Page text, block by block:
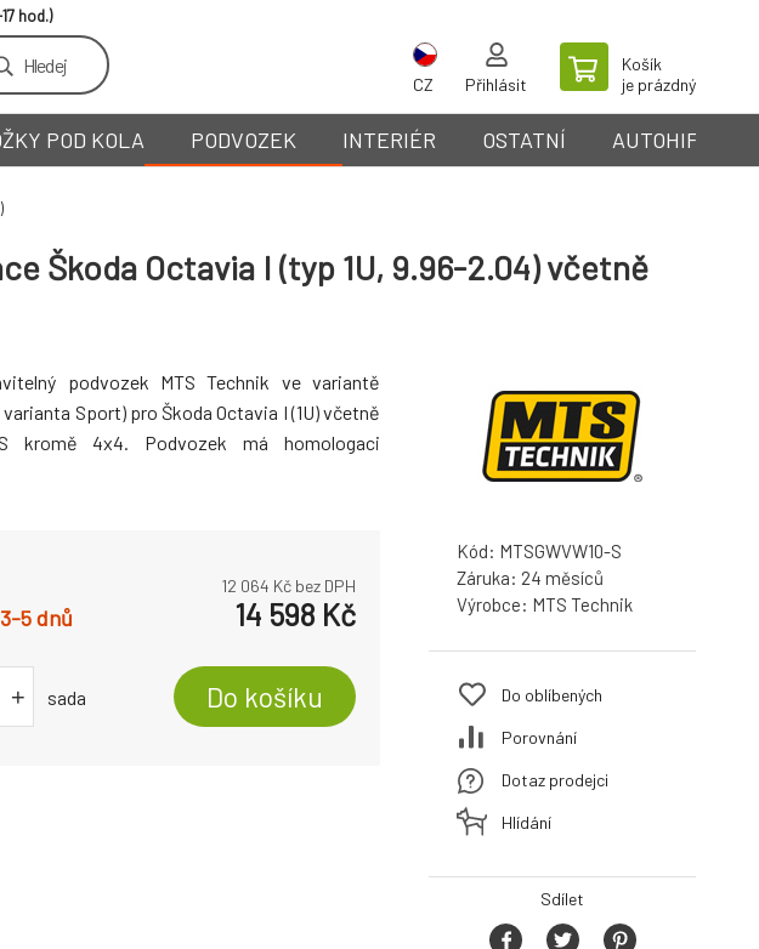
Hledej
CZ Přihlásit
Košík
je prázdný
POD KOLA PODVOZEK INTERIÉR OSTATNÍ AUTOHIFI
Škoda Octavia I (typ 1U, 9.96-2.04) včetně
podvozek MTS Technik ve variantě
Sport) pro Škoda Octavia I (1U) včetně
kromě 4x4. Podvozek má homologaci
12 064 Kč bez DPH
3-5 dnů 14 598 Kč
+ sada Do košíku
Kód: MTSGWVW10-S
Záruka: 24
Výrobce: MTS Technik
Do oblíbených
Porovnání
Dotaz prodejci
Hlídání
Sdílet